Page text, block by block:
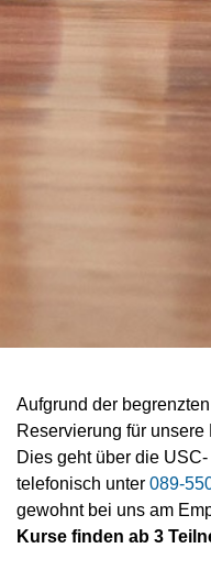
Aufgrund der
Reservierung für
Dies geht über die
telefonisch unter 089-
gewohnt bei uns am
Kurse finden ab 3